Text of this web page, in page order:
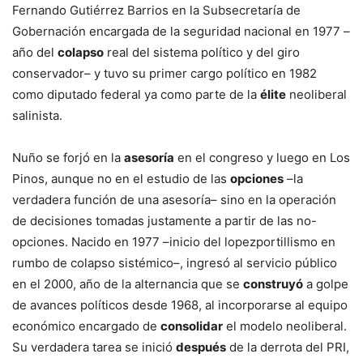
Fernando Gutiérrez Barrios en la Subsecretaría de
Gobernación encargada de la seguridad nacional en 1977 –
año del colapso real del sistema político y del giro
conservador– y tuvo su primer cargo político en 1982
como diputado federal ya como parte de la élite neoliberal
salinista.
Nuño se forjó en la asesoría en el congreso y luego en Los
Pinos, aunque no en el estudio de las opciones –la
verdadera función de una asesoría– sino en la operación
de decisiones tomadas justamente a partir de las no-
opciones. Nacido en 1977 –inicio del lopezportillismo en
rumbo de colapso sistémico–, ingresó al servicio público
en el 2000, año de la alternancia que se construyó a golpe
de avances políticos desde 1968, al incorporarse al equipo
económico encargado de consolidar el modelo neoliberal.
Su verdadera tarea se inició después de la derrota del PRI,